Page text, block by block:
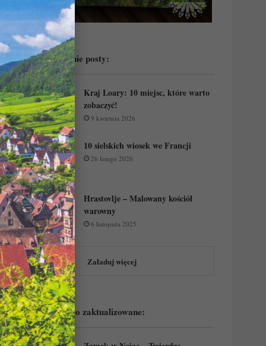
Przeczytaj ostatnie posty:
Kraj Loary: 10 miejsc, które warto
zobaczyć!
9 kwietnia 2026
10 sielskich wiosek we Francji
26 lutego 2026
Hrastovlje – Malowany kościół
warowny
6 listopada 2025
Załaduj więcej
Podejrzyj ostatnio zaktualizowane: